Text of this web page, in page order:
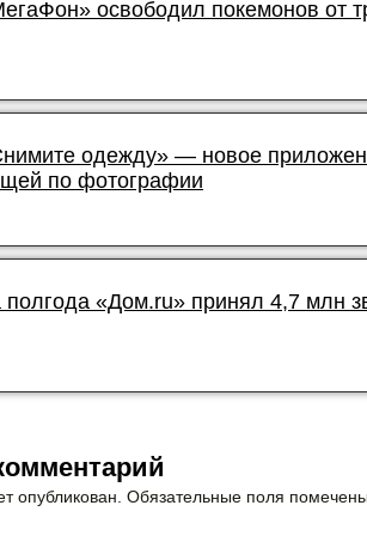
освободил покемонов от
одежду» — новое
по фотографии
полгода «Дом.ru» принял 4,7 млн
опубликован. Обязательные поля